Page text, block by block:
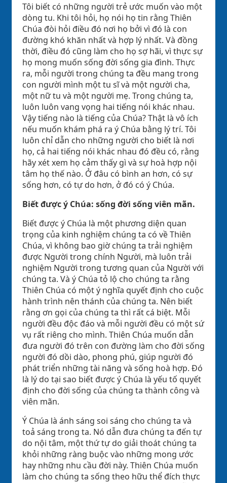
Tôi biết có những người trẻ ước muốn vào một
dòng tu. Khi tôi hỏi, họ nói họ tin rằng Thiên
Chúa đòi hỏi điều đó nơi họ bởi vì đó là con
đường khó khăn nhất và hợp lý nhất. Và đồng
thời, điều đó cũng làm cho họ sợ hãi, vì thực sự
họ mong muốn sống đời sống gia đình. Thực
ra, mỗi người trong chúng ta đều mang trong
con người mình một tu sĩ và một người cha,
một nữ tu và một người mẹ. Trong chúng ta,
luôn luôn vang vọng hai tiếng nói khác nhau.
Vậy tiếng nào là tiếng của Chúa? Thật là vô ích
nếu muốn khám phá ra ý Chúa bằng lý trí. Tôi
luôn chỉ dẫn cho những người cho biết là nơi
họ, cả hai tiếng nói khác nhau đó đều có, rằng
hãy xét xem họ cảm thấy gì và sự hoà hợp nội
tâm họ thế nào. Ở đâu có bình an hơn, có sự
sống hơn, có tự do hơn, ở đó có ý Chúa.
Biết được ý Chúa: sống đời sống viên mãn.
Biết được ý Chúa là một phương diện quan
trọng của kinh nghiệm chúng ta có về Thiên
Chúa, vì không bao giờ chúng ta trải nghiệm
được Người trong chính Người, mà luôn trải
nghiệm Người trong tương quan của Người với
chúng ta. Và ý Chúa tỏ lộ cho chúng ta rằng
Thiên Chúa có một ý nghĩa quyết định cho cuộc
hành trình nên thánh của chúng ta. Nên biết
rằng ơn gọi của chúng ta thì rất cá biệt. Mỗi
người đều độc đáo và mỗi người đều có một sứ
vụ rất riêng cho mình. Thiên Chúa muốn dẫn
đưa người đó trên con đường làm cho đời sống
người đó dồi dào, phong phú, giúp người đó
phát triển những tài năng và sống hoà hợp. Đó
là lý do tại sao biết được ý Chúa là yếu tố quyết
định cho đời sống của chúng ta thành công và
viên mãn.
Ý Chúa là ánh sáng soi sáng cho chúng ta và
toả sáng trong ta. Nó dẫn đưa chúng ta đến tự
do nội tâm, một thứ tự do giải thoát chúng ta
khỏi những ràng buộc vào những mong ước
hay những nhu cầu đời này. Thiên Chúa muốn
làm cho chúng ta sống theo hữu thể đích thực